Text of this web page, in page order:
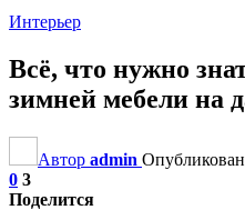
Интерьер
Всё, что нужно
зимней мебели на
Автор admin
0 3
Поделится